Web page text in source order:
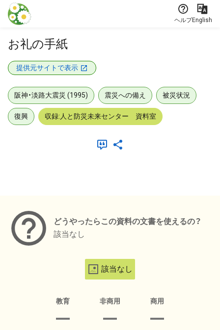
本文に飛ぶ
ヘルプEnglish
お礼の手紙
提供元サイトで表示
阪神・淡路大震災 (1995) 震災への備え 被災状況
復興 収録:人と防災未来センター 資料室
どうやったらこの資料の文書を使えるの？
該当なし
該当なし
教育 非商用 商用